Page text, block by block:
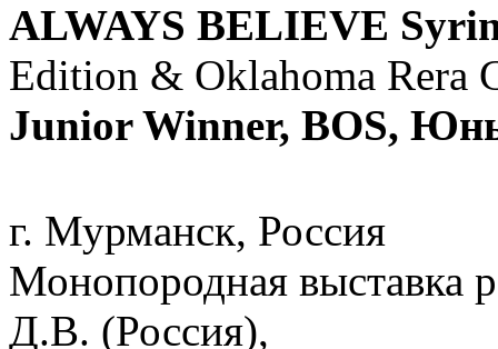
ALWAYS BELIEVE
Edition & Oklahoma Rera
Junior Winner, BOS,
г. Мурманск, Россия
Монопородная выставка
Д.В. (Россия),